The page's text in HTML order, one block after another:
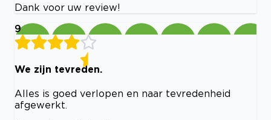
Dank voor uw review!
9
We zijn tevreden.
Alles is goed verlopen en naar tevredenheid
afgewerkt.